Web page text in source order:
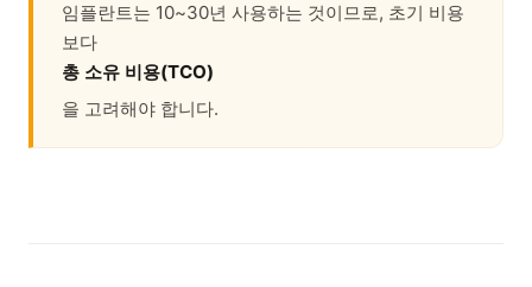
임플란트는 10~30년 사용하는 것이므로, 초기 비용
보다
총 소유 비용(TCO)
을 고려해야 합니다.